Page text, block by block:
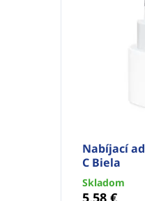
Nabíjací
C Biela
Skladom
5,58 €